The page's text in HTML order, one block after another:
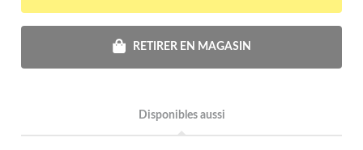
RETIRER EN MAGASIN
Disponibles aussi